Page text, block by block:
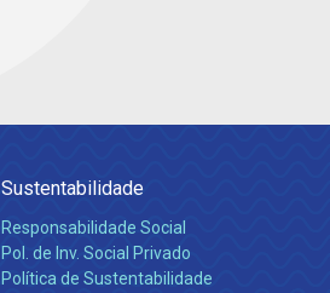
Sustentabilidade
Responsabilidade Social
Pol. de Inv. Social Privado
Política de Sustentabilidade